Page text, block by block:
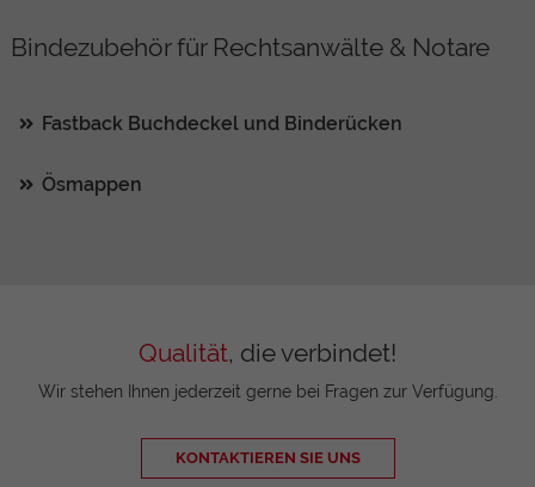
Bindezubehör für Rechtsanwälte & Notare
Fastback Buchdeckel und Binderücken
Ösmappen
Qualität, die verbindet!
Wir stehen Ihnen jederzeit gerne bei Fragen zur Verfügung.
KONTAKTIEREN SIE UNS